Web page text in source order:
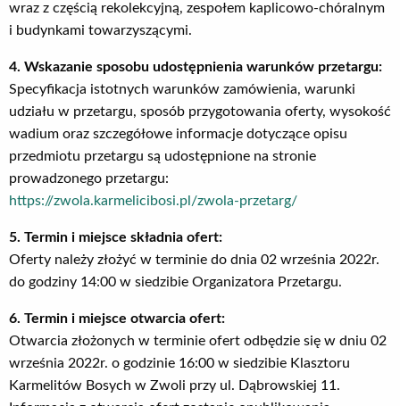
wraz z częścią rekolekcyjną, zespołem kaplicowo-chóralnym
i budynkami towarzyszącymi.
4. Wskazanie sposobu udostępnienia warunków przetargu:
Specyfikacja istotnych warunków zamówienia, warunki
udziału w przetargu, sposób przygotowania oferty, wysokość
wadium oraz szczegółowe informacje dotyczące opisu
przedmiotu przetargu są udostępnione na stronie
prowadzonego przetargu:
https://zwola.karmelicibosi.pl/zwola-przetarg/
5. Termin i miejsce składnia ofert:
Oferty należy złożyć w terminie do dnia 02 września 2022r.
do godziny 14:00 w siedzibie Organizatora Przetargu.
6. Termin i miejsce otwarcia ofert:
Otwarcia złożonych w terminie ofert odbędzie się w dniu 02
września 2022r. o godzinie 16:00 w siedzibie Klasztoru
Karmelitów Bosych w Zwoli przy ul. Dąbrowskiej 11.